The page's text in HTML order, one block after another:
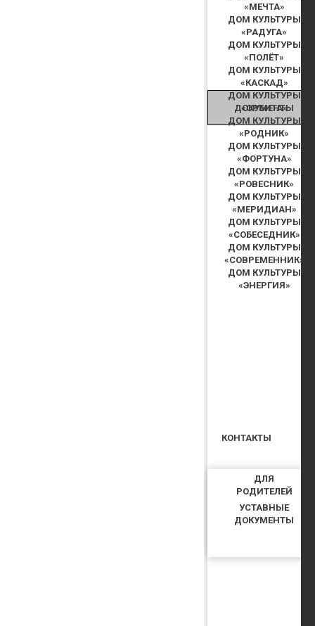
«МЕЧТА»
ДОМ КУЛЬТУРЫ
«РАДУГА»
ДОМ КУЛЬТУРЫ
«ПОЛЁТ»
ДОМ КУЛЬТУРЫ
«КАСКАД»
ДОМ КУЛЬТУРЫ
«ОРБИТА»
ДОМ КУЛЬТУРЫ
«РОДНИК»
ДОМ КУЛЬТУРЫ
«ФОРТУНА»
ДОМ КУЛЬТУРЫ
«РОВЕСНИК»
ДОМ КУЛЬТУРЫ
«МЕРИДИАН»
ДОМ КУЛЬТУРЫ
«СОБЕСЕДНИК»
ДОМ КУЛЬТУРЫ
«СОВРЕМЕННИК»
ДОМ КУЛЬТУРЫ
«ЭНЕРГИЯ»
ДОКУМЕНТЫ
ДЛЯ
РОДИТЕЛЕЙ
УСТАВНЫЕ
ДОКУМЕНТЫ
КОНТАКТЫ